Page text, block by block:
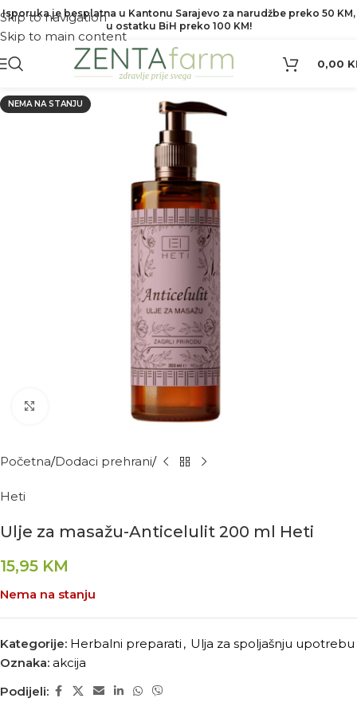
Skip to navigation
Skip to main content
Isporuka je besplatna u Kantonu Sarajevo za narudžbe preko 50 KM,
u ostatku BiH preko 100 KM!
0,00
NEMA NA STANJU
Kliknite za povećanje
Početna Dodaci prehrani
Heti
Ulje za masažu-Anticelulit 200 ml Heti
15,95 KM
Nema na stanju
Kategorije: Herbalni preparati , Ulja za spoljašnju upotrebu
Oznaka: akcija
Podijeli: